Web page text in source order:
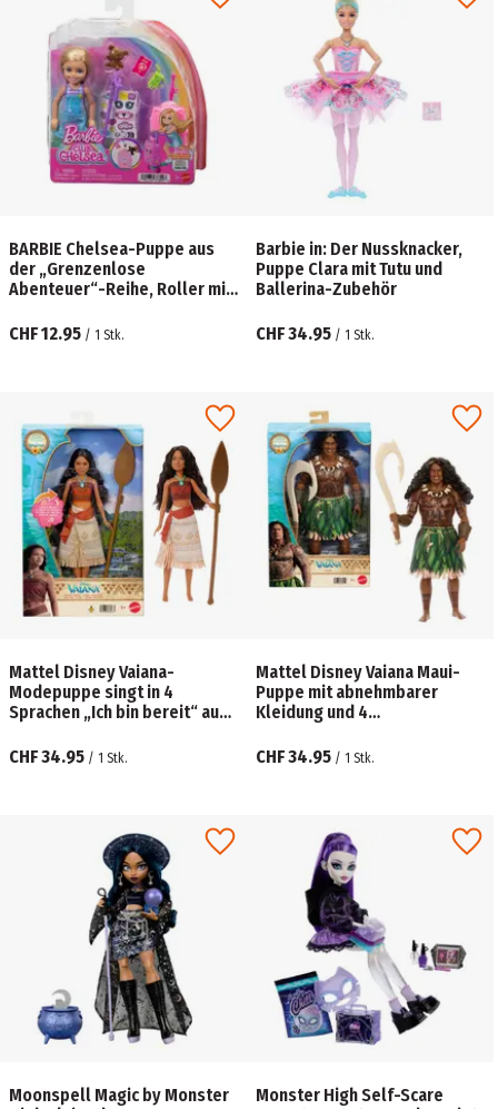
BARBIE Chelsea-Puppe aus
der „Grenzenlose
Abenteuer“-Reihe, Roller mit
CHF 12.95 / 1 Stk.
Barbie in: Der Nussknacker,
Puppe Clara mit Tutu und
Ballerina-Zubehör
CHF 34.95 / 1 Stk.
Mattel Disney Vaiana-
Modepuppe singt in 4
Sprachen „Ich bin bereit“ aus
CHF 34.95 / 1 Stk.
​Mattel Disney Vaiana Maui-
Puppe mit abnehmbarer
Kleidung und 4
Action-Film inspiriert
CHF 34.95 / 1 Stk.
Moonspell Magic by Monster
Monster High Self-Scare